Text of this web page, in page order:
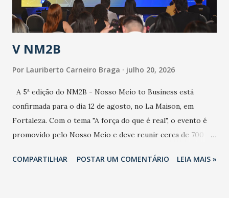
contaminação alta, podendo gerar um grande risco à
população e ao sistema de saúde. “Precisamos saber fazer a
estratificação do risco da doença, para não so...
V NM2B
Por Lauriberto Carneiro Braga julho 20, 2026
A 5ª edição do NM2B - Nosso Meio to Business está
confirmada para o dia 12 de agosto, no La Maison, em
Fortaleza. Com o tema "A força do que é real", o evento é
promovido pelo Nosso Meio e deve reunir cerca de 700
e lideranças do Mercado Nacional. Desde 2022, o NM2B
COMPARTILHAR POSTAR UM COMENTÁRIO LEIA MAIS »